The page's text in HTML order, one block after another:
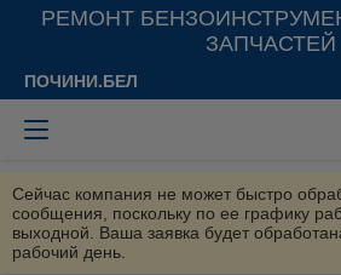
РЕМОНТ
ЗАПЧАСТЕЙ
ПОЧИНИ.БЕЛ
Сейчас компания не может быстро
сообщения, поскольку по ее графику
выходной. Ваша заявка будет
рабочий день.